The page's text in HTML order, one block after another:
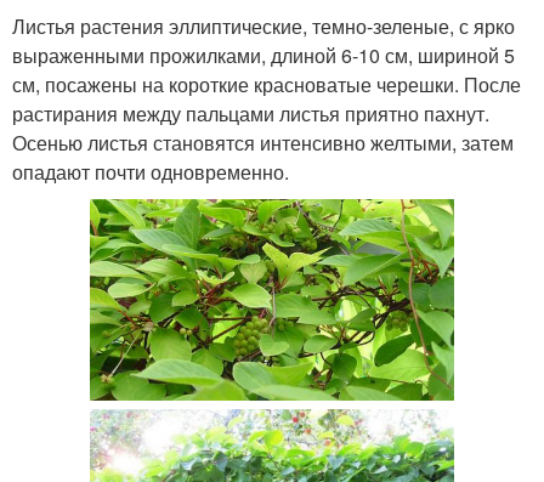
Листья растения эллиптические, темно-зеленые, с ярко
выраженными прожилками, длиной 6-10 см, шириной 5
см, посажены на короткие красноватые черешки. После
растирания между пальцами листья приятно пахнут.
Осенью листья становятся интенсивно желтыми, затем
опадают почти одновременно.